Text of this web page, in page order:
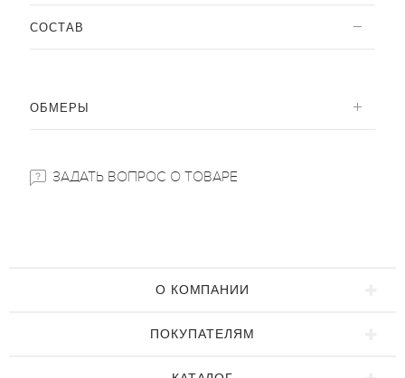
CОСТАВ
ОБМЕРЫ
ЗАДАТЬ ВОПРОС О ТОВАРЕ
О КОМПАНИИ
ПОКУПАТЕЛЯМ